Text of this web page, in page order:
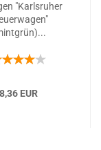
"Karlsruher
8,36 EUR